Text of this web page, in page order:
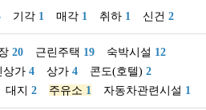
기각 1 매각 1 취하 1 신건 2
20 근린주택 19 숙박시설 12
상가 4 상가 4 콘도(호텔) 2
대지 2 주유소 1 자동차관련시설 1